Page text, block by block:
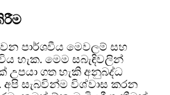
පාර්ශවීය මෙවලම් සහ
හැක. මෙම සබැඳිවලින්
ගත හැකි අනුබද්ධ
සැබවින්ම විශ්වාස කරන